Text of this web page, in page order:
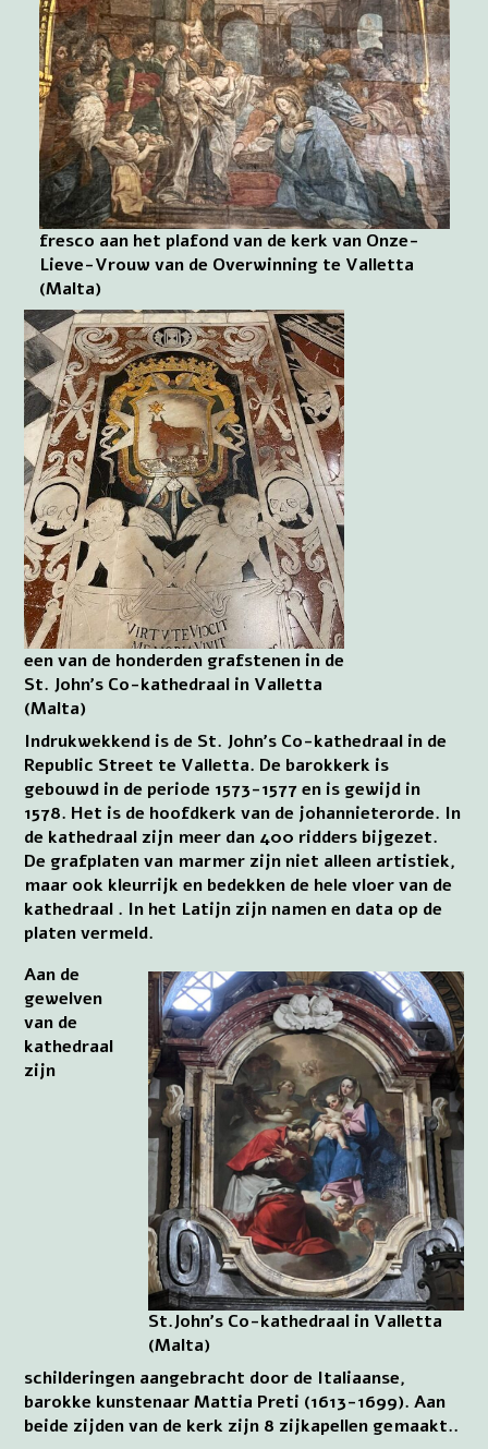
fresco aan het plafond van de kerk van Onze-
Lieve-Vrouw van de Overwinning te Valletta
(Malta)
een van de honderden grafstenen in de
St. John’s Co-kathedraal in Valletta
(Malta)
Indrukwekkend is de St. John’s Co-kathedraal in de
Republic Street te Valletta. De barokkerk is
gebouwd in de periode 1573-1577 en is gewijd in
1578. Het is de hoofdkerk van de johannieterorde. In
de kathedraal zijn meer dan 400 ridders bijgezet.
De grafplaten van marmer zijn niet alleen artistiek,
maar ook kleurrijk en bedekken de hele vloer van de
kathedraal . In het Latijn zijn namen en data op de
platen vermeld.
St.John’s Co-kathedraal in Valletta
(Malta)
Aan de
gewelven
van de
kathedraal
zijn
schilderingen aangebracht door de Italiaanse,
barokke kunstenaar Mattia Preti (1613-1699). Aan
beide zijden van de kerk zijn 8 zijkapellen gemaakt..